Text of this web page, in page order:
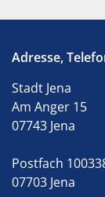
Adresse,
Stadt Jena
Am Anger 15
07743 Jena
Postfach
07703 Jena